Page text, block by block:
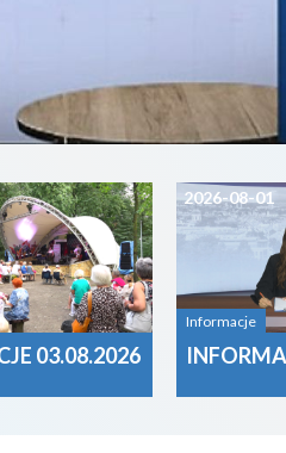
03.08.2026
2026-08-01
Informacje